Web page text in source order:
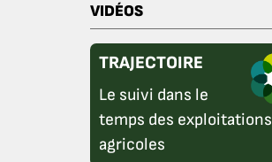
VIDÉOS
TRAJECTOIRE
Le suivi dans le
temps des exploitations
agricoles